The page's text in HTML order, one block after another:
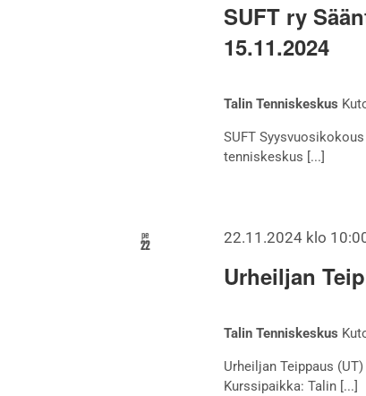
SUFT ry
15.11.2024
Talin Tenniskeskus
SUFT
tenniskeskus [...]
pe
22
Urheiljan
22.11.2024 klo
Talin Tenniskeskus
Urheiljan Teippaus
Kurssipaikka: Talin [...]